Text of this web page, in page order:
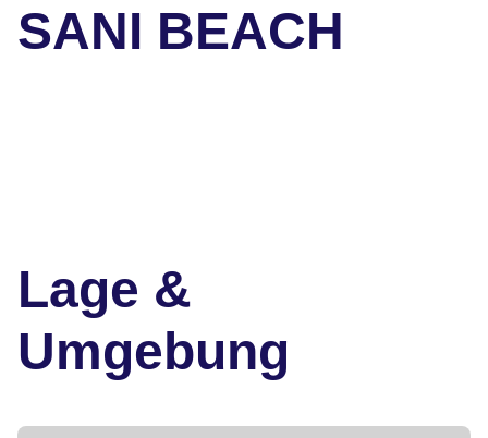
SANI BEACH
Lage &
Umgebung